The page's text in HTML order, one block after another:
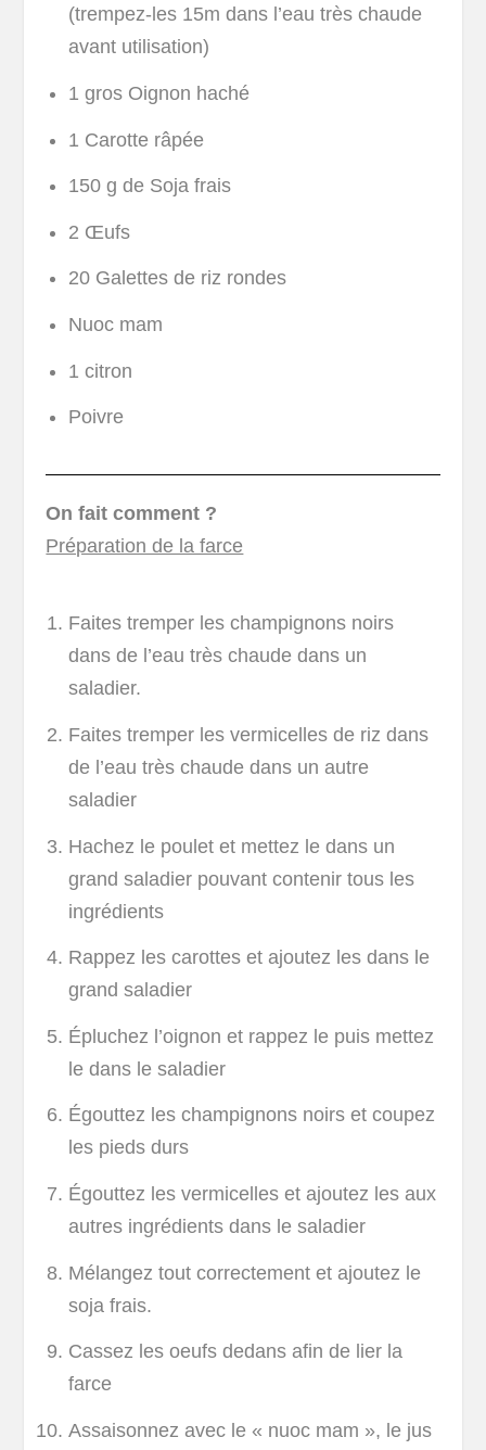
(trempez-les 15m dans l’eau très chaude
avant utilisation)
1 gros Oignon haché
1 Carotte râpée
150 g de Soja frais
2 Œufs
20 Galettes de riz rondes
Nuoc mam
1 citron
Poivre
On fait comment ?
Préparation de la farce
Faites tremper les champignons noirs
dans de l’eau très chaude dans un
saladier.
Faites tremper les vermicelles de riz dans
de l’eau très chaude dans un autre
saladier
Hachez le poulet et mettez le dans un
grand saladier pouvant contenir tous les
ingrédients
Rappez les carottes et ajoutez les dans le
grand saladier
Épluchez l’oignon et rappez le puis mettez
le dans le saladier
Égouttez les champignons noirs et coupez
les pieds durs
Égouttez les vermicelles et ajoutez les aux
autres ingrédients dans le saladier
Mélangez tout correctement et ajoutez le
soja frais.
Cassez les oeufs dedans afin de lier la
farce
Assaisonnez avec le « nuoc mam », le jus